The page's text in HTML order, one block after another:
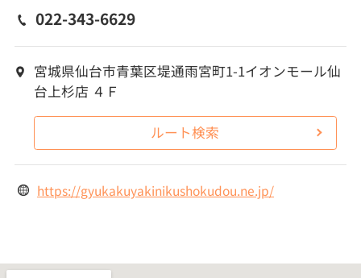
022-343-6629
宮城県仙台市青葉区堤通雨宮町1-1イオンモール仙
台上杉店 ４Ｆ
ルート検索
https://gyukakuyakinikushokudou.ne.jp/